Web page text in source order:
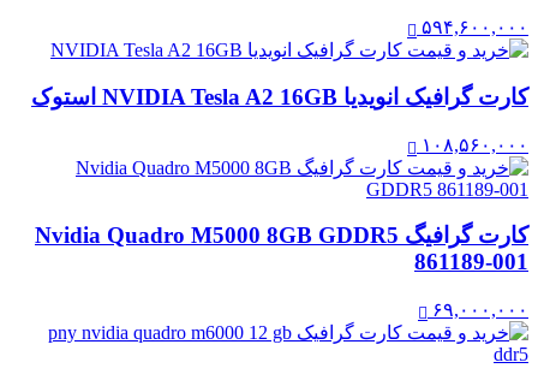
۵۹۴,۶۰۰,۰۰۰
کارت گرافیک انویدیا NVIDIA Tesla A2 16GB استوک
۱۰۸,۵۶۰,۰۰۰
کارت گرافیگ Nvidia Quadro M5000 8GB GDDR5
861189-001
۶۹,۰۰۰,۰۰۰